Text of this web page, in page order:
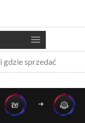
gdzie sprzedać stare
Męskie Granie